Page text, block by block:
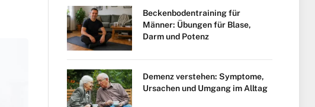
Beckenbodentraining für
Männer: Übungen für Blase,
Darm und Potenz
Demenz verstehen: Symptome,
Ursachen und Umgang im Alltag